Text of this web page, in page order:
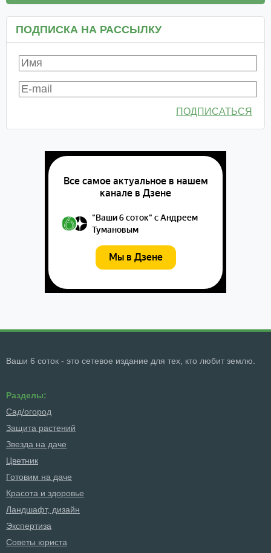
ПОДПИСКА НА РАССЫЛКУ
ПОДПИСАТЬСЯ
Ваши 6 соток - это сетевое издание для тех, кто любит землю.
Разделы:
Сад/огород
Защита растений
Звезда на даче
Цветник
Готовим на даче
Красота и здоровье
Ландшафт, дизайн
Экспертиза
Советы юриста